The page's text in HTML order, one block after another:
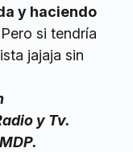
y haciendo
si tendría
jajaja sin
y Tv.